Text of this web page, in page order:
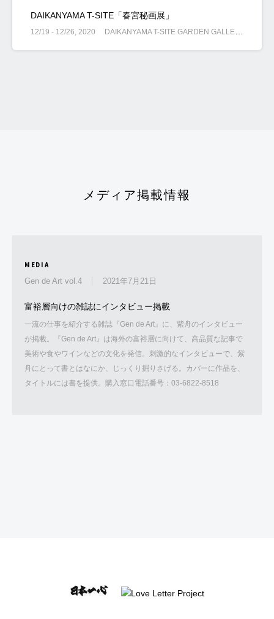
DAIKANYAMA T-SITE「春宮秘画展」
12/19 - 12/26, 2020 DAIKANYAMA T-SITE GARDEN GALLERY, 渋谷区猿楽町16-15, 東京都, 日本
メディア掲載情報
MEDIA
Gen de Art vol.4 2021年7月21日
富裕層向けの雑誌にインタビュー掲載
一流の仕事を紹介する雑誌『Gen de Art』に、紫舟のインタビュー
が掲載。『Gen de Art』は海外の富裕層に向けて、高品質な記事で
美術や食やワインなどの文化を発信。刺激的なインタビューで、紫
舟にとって書とはなにか、じっくり掘りさげる。カバーに作品を、
タイトルには書を提供。購入窓口電話番号：03-6822-8518